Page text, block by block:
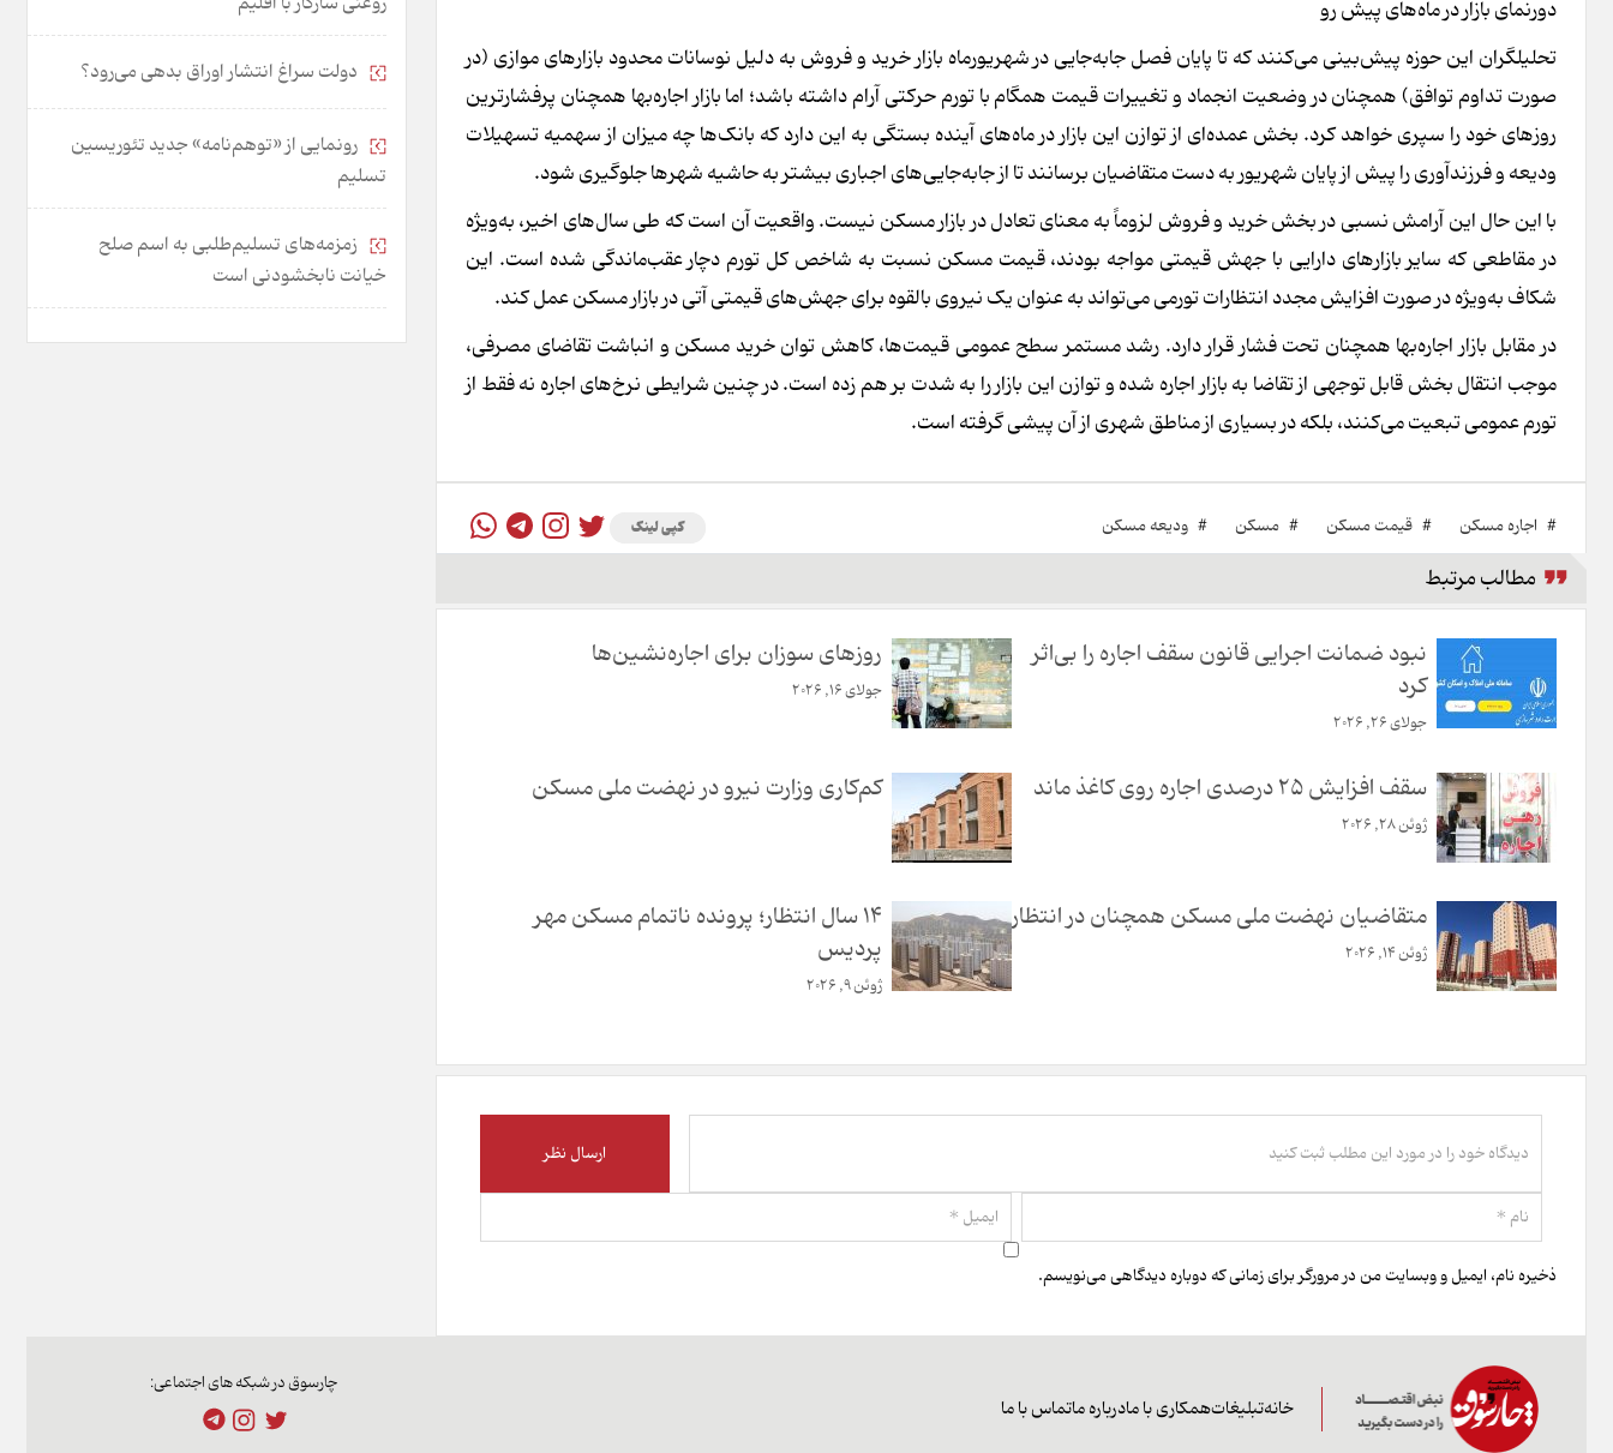
دورنمای بازار در ماه‌های پیش رو
تحلیلگران این حوزه پیش‌بینی می‌کنند که تا پایان فصل جابه‌جایی در شهریورماه بازار خرید و فروش به دلیل نوسانات محدود بازارهای موازی (در
صورت تداوم توافق) همچنان در وضعیت انجماد و تغییرات قیمت همگام با تورم حرکتی آرام داشته باشد؛ اما بازار اجاره‌بها همچنان پرفشارترین
روزهای خود را سپری خواهد کرد. بخش عمده‌ای از توازن این بازار در ماه‌های آینده بستگی به این دارد که بانک‌ها چه میزان از سهمیه تسهیلات
ودیعه و فرزندآوری را پیش از پایان شهریور به دست متقاضیان برسانند تا از جابه‌جایی‌های اجباری بیشتر به حاشیه شهرها جلوگیری شود.
با این حال این آرامش نسبی در بخش خرید و فروش لزوماً به معنای تعادل در بازار مسکن نیست. واقعیت آن است که طی سال‌های اخیر، به‌ویژه
در مقاطعی که سایر بازارهای دارایی با جهش قیمتی مواجه بودند، قیمت مسکن نسبت به شاخص کل تورم دچار عقب‌ماندگی شده است. این
شکاف به‌ویژه در صورت افزایش مجدد انتظارات تورمی می‌تواند به عنوان یک نیروی بالقوه برای جهش‌های قیمتی آتی در بازار مسکن عمل کند.
در مقابل بازار اجاره‌بها همچنان تحت فشار قرار دارد. رشد مستمر سطح عمومی قیمت‌ها، کاهش توان خرید مسکن و انباشت تقاضای مصرفی،
موجب انتقال بخش قابل توجهی از تقاضا به بازار اجاره شده و توازن این بازار را به شدت بر هم زده است. در چنین شرایطی نرخ‌های اجاره نه فقط از
تورم عمومی تبعیت می‌کنند، بلکه در بسیاری از مناطق شهری از آن پیشی گرفته است.
# اجاره مسکن # قیمت مسکن # مسکن # ودیعه مسکن کپی لینک
مطالب مرتبط
نبود ضمانت اجرایی قانون سقف اجاره را بی‌اثر
کرد
جولای 26, 2026
روزهای سوزان برای اجاره‌نشین‌ها
جولای 16, 2026
سقف افزایش 25 درصدی اجاره روی کاغذ ماند
ژوئن 28, 2026
کم‌کاری وزارت نیرو در نهضت ملی مسکن
متقاضیان نهضت ملی مسکن همچنان در انتظار
ژوئن 14, 2026
۱۴ سال انتظار؛ پرونده ناتمام مسکن مهر
پردیس
ژوئن 9, 2026
ذخیره نام، ایمیل و وبسایت من در مرورگر برای زمانی که دوباره دیدگاهی می‌نویسم.
دولت سراغ انتشار اوراق بدهی می‌رود؟
رونمایی از «توهم‌نامه» جدید تئور‌یسین
تسلیم
زمزمه‌های تسلیم‌طلبی به اسم صلح
خیانت نابخشودنی است
خانهتبلیغاتهمکاری با مادرباره ماتماس با ما
چارسوق در شبکه های اجتماعی: